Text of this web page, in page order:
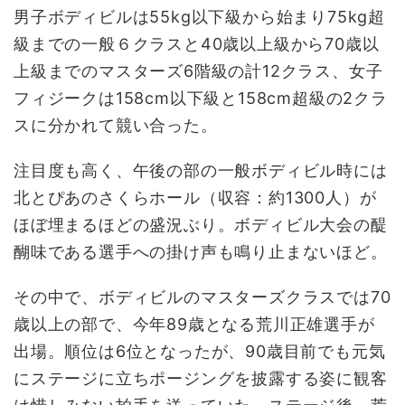
男子ボディビルは55kg以下級から始まり75kg超
級までの一般６クラスと40歳以上級から70歳以
上級までのマスターズ6階級の計12クラス、女子
フィジークは158cm以下級と158cm超級の2クラ
スに分かれて競い合った。
注目度も高く、午後の部の一般ボディビル時には
北とぴあのさくらホール（収容：約1300人）が
ほぼ埋まるほどの盛況ぶり。ボディビル大会の醍
醐味である選手への掛け声も鳴り止まないほど。
その中で、ボディビルのマスターズクラスでは70
歳以上の部で、今年89歳となる荒川正雄選手が
出場。順位は6位となったが、90歳目前でも元気
にステージに立ちポージングを披露する姿に観客